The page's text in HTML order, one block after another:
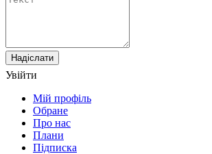
Надіслати
Увійти
Мій профіль
Обране
Про нас
Плани
Підписка